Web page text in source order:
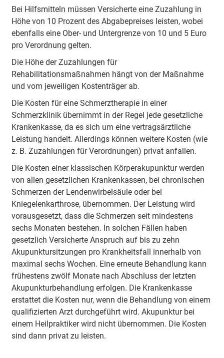
Bei Hilfsmitteln müssen Versicherte eine Zuzahlung in
Höhe von 10 Prozent des Abgabepreises leisten, wobei
ebenfalls eine Ober- und Untergrenze von 10 und 5 Euro
pro Verordnung gelten.
Die Höhe der Zuzahlungen für
Rehabilitationsmaßnahmen hängt von der Maßnahme
und vom jeweiligen Kostenträger ab.
Die Kosten für eine Schmerztherapie in einer
Schmerzklinik übernimmt in der Regel jede gesetzliche
Krankenkasse, da es sich um eine vertragsärztliche
Leistung handelt. Allerdings können weitere Kosten (wie
z. B. Zuzahlungen für Verordnungen) privat anfallen.
Die Kosten einer klassischen Körperakupunktur werden
von allen gesetzlichen Krankenkassen, bei chronischen
Schmerzen der Lendenwirbelsäule oder bei
Kniegelenkarthrose, übernommen. Der Leistung wird
vorausgesetzt, dass die Schmerzen seit mindestens
sechs Monaten bestehen. In solchen Fällen haben
gesetzlich Versicherte Anspruch auf bis zu zehn
Akupunktursitzungen pro Krankheitsfall innerhalb von
maximal sechs Wochen. Eine erneute Behandlung kann
frühestens zwölf Monate nach Abschluss der letzten
Akupunkturbehandlung erfolgen. Die Krankenkasse
erstattet die Kosten nur, wenn die Behandlung von einem
qualifizierten Arzt durchgeführt wird. Akupunktur bei
einem Heilpraktiker wird nicht übernommen. Die Kosten
sind dann privat zu leisten.